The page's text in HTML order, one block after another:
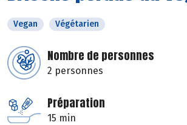
Vegan Végétarien
Nombre de personnes
2 personnes
Préparation
15 min